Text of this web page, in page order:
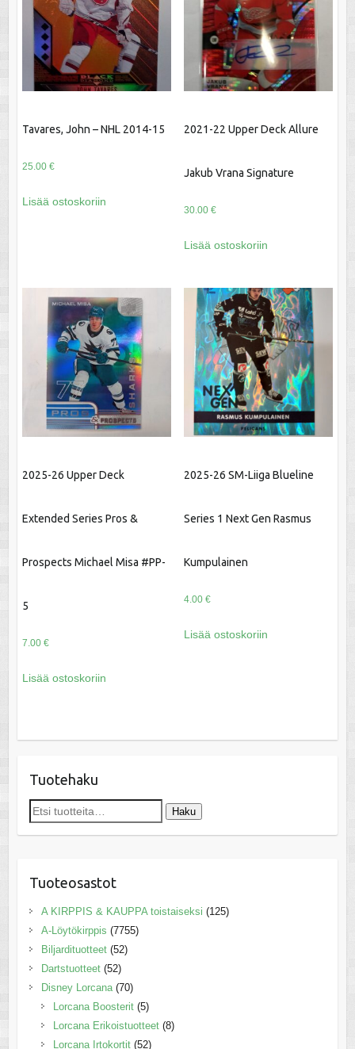
Tavares, John – NHL 2014-15
25.00 €
Lisää ostoskoriin
2021-22 Upper Deck Allure
Jakub Vrana Signature
30.00 €
Lisää ostoskoriin
2025-26 Upper Deck
Extended Series Pros &
Prospects Michael Misa #PP-
5
7.00 €
Lisää ostoskoriin
2025-26 SM-Liiga Blueline
Series 1 Next Gen Rasmus
Kumpulainen
4.00 €
Lisää ostoskoriin
Tuotehaku
Etsi: Haku
Tuoteosastot
A KIRPPIS & KAUPPA toistaiseksi (125)
A-Löytökirppis (7755)
Biljardituotteet (52)
Dartstuotteet (52)
Disney Lorcana (70)
Lorcana Boosterit (5)
Lorcana Erikoistuotteet (8)
Lorcana Irtokortit (52)